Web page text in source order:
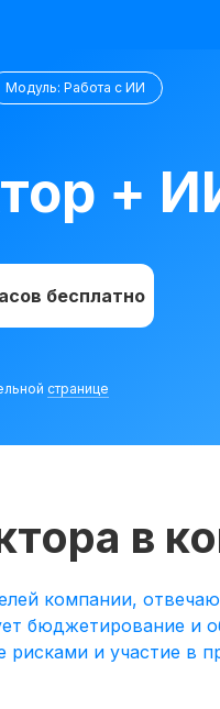
Модуль: Работа с ИИ
+
бесплатно
странице
в
компании,
бюджетирование и
рисками и участие в